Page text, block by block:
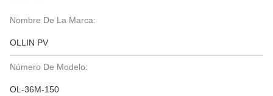
Nombre De La Marca:
OLLIN PV
Número De Modelo:
OL-36M-150